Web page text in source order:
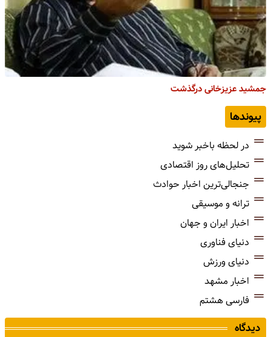
جمشید عزیزخانی درگذشت
پیوندها
در لحظه باخبر شوید
تحلیل‌های روز اقتصادی
جنجالی‌ترین اخبار حوادث
ترانه و موسیقی
اخبار ایران و جهان
دنیای فناوری
دنیای ورزش
اخبار مشهد
فارسی هشتم
دیدگاه